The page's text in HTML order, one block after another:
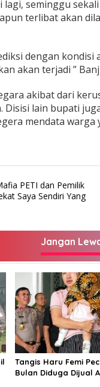
lagi, seminggu
terlibat akan
dengan kondisi
akan terjadi ”
akibat dari
Disisi lain bupati
mendata
PETI dan Pemilik
Saya Sendiri Yang
Jangan
Tangis Haru Femi
Bulan Diduga Dijual